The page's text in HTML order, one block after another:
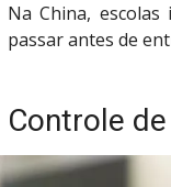
Na China,
passar antes de
Controle